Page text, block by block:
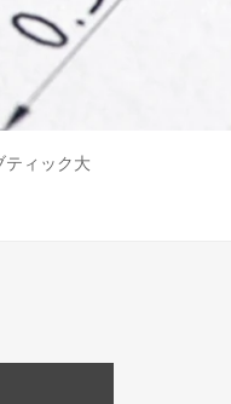
ティック大